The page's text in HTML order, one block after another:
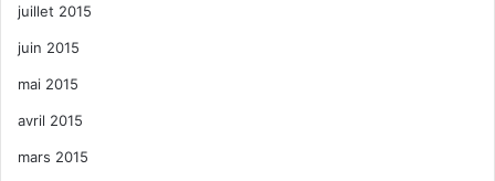
juillet 2015
juin 2015
mai 2015
avril 2015
mars 2015